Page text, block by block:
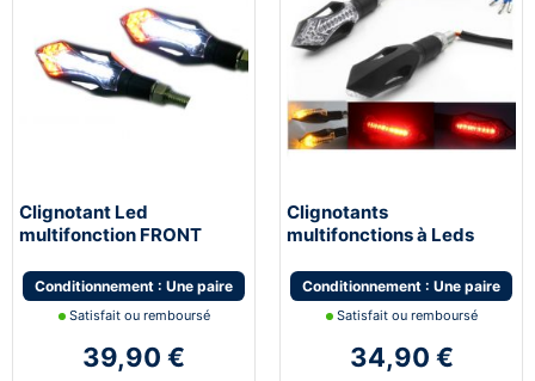
Clignotant Led
multifonction FRONT
moto scooter quad
Conditionnement : Une paire
Satisfait ou remboursé
39,90 €
Clignotants
multifonctions à Leds
feu de position
Conditionnement : Une paire
Satisfait ou remboursé
34,90 €